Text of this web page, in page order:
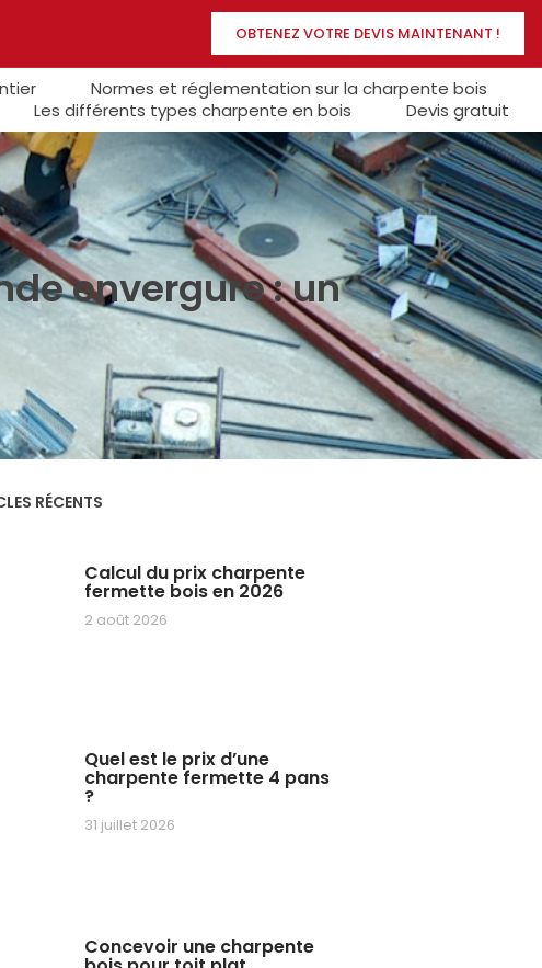
OBTENEZ VOTRE DEVIS MAINTENANT !
Normes et réglementation sur la charpente bois
Les différents types charpente en bois
Devis gratuit
envergure : un
RÉCENTS
Calcul du prix charpente
fermette bois en 2026
2 août 2026
Quel est le prix d’une
charpente fermette 4 pans
?
31 juillet 2026
Concevoir une charpente